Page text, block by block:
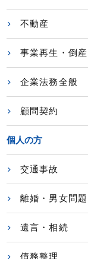
不動産
事業再生・倒産
企業法務全般
顧問契約
個人の方
交通事故
離婚・男女問題
遺言・相続
債務整理